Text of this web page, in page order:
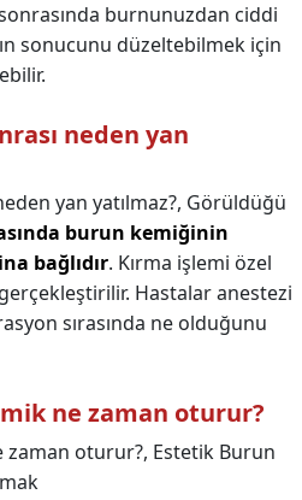
burnunuzdan ciddi
sonucunu düzeltebilmek için
neden yan
yan yatılmaz?, Görüldüğü
burun kemiğinin
bağlıdır. Kırma işlemi özel
Hastalar anestezi
sırasında ne olduğunu
ne zaman oturur?
zaman oturur?, Estetik Burun